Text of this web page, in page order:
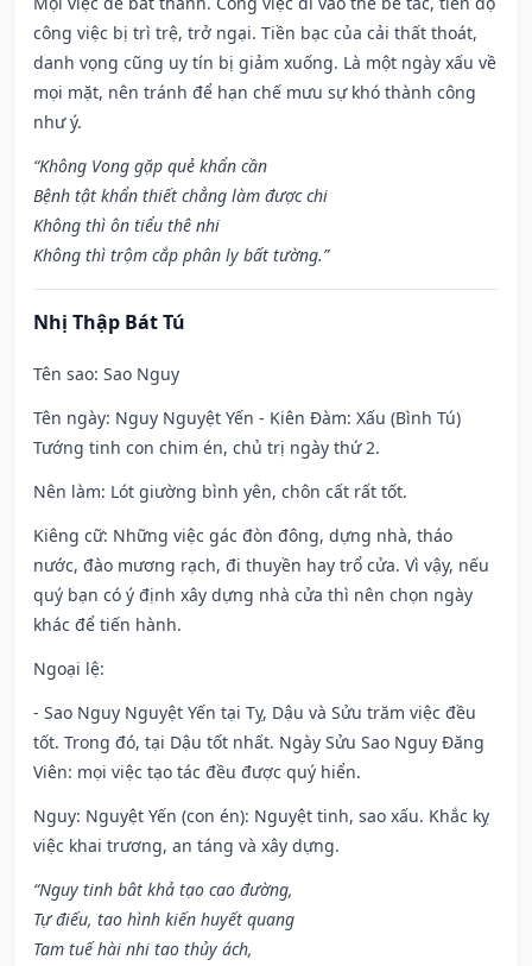
công việc bị trì trệ, trở ngại. Tiền bạc của cải thất thoát,
danh vọng cũng uy tín bị giảm xuống. Là một ngày xấu về
mọi mặt, nên tránh để hạn chế mưu sự khó thành công
như ý.
“Không Vong gặp quẻ khẩn cần
Bệnh tật khẩn thiết chẳng làm được chi
Không thì ôn tiểu thê nhi
Không thì trộm cắp phân ly bất tường.”
Nhị Thập Bát Tú
Tên sao: Sao Nguy
Tên ngày: Nguy Nguyệt Yến - Kiên Đàm: Xấu (Bình Tú)
Tướng tinh con chim én, chủ trị ngày thứ 2.
Nên làm: Lót giường bình yên, chôn cất rất tốt.
Kiêng cữ: Những việc gác đòn đông, dựng nhà, tháo
nước, đào mương rạch, đi thuyền hay trổ cửa. Vì vậy, nếu
quý bạn có ý định xây dựng nhà cửa thì nên chọn ngày
khác để tiến hành.
Ngoại lệ:
- Sao Nguy Nguyệt Yến tại Tỵ, Dậu và Sửu trăm việc đều
tốt. Trong đó, tại Dậu tốt nhất. Ngày Sửu Sao Nguy Đăng
Viên: mọi việc tạo tác đều được quý hiển.
Nguy: Nguyệt Yến (con én): Nguyệt tinh, sao xấu. Khắc kỵ
việc khai trương, an táng và xây dựng.
“Nguy tinh bât khả tạo cao đường,
Tự điếu, tao hình kiến huyết quang
Tam tuế hài nhi tao thủy ách,